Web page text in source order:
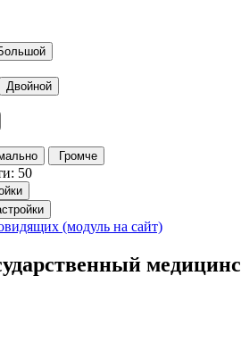
Двойной
Громче
50
(модуль на сайт)